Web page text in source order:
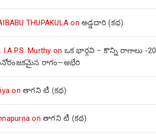
THUPAKULA onఅడ్డదారి (కథ)
I.A.P.S. Murthy on ఒక భార్గవి – కొన్ని రాగాలు -20
రాగం—అభేరి
onతాగని టీ (కథ)
onతాగని టీ (కథ)